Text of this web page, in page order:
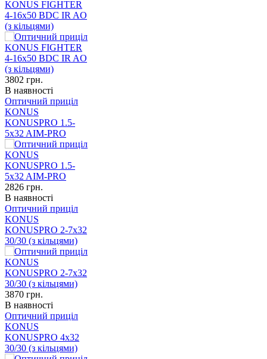
KONUS FIGHTER
4-16x50 BDC IR AO
(з кільцями)
3802 грн.
В наявності
Оптичний приціл
KONUS
KONUSPRO 1.5-
5x32 AIM-PRO
2826 грн.
В наявності
Оптичний приціл
KONUS
KONUSPRO 2-7x32
30/30 (з кільцями)
3870 грн.
В наявності
Оптичний приціл
KONUS
KONUSPRO 4x32
30/30 (з кільцями)